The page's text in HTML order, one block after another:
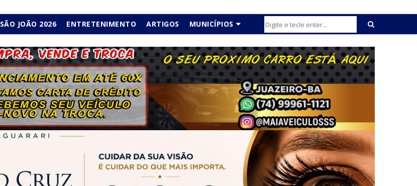
SÃO JOÃO 2026 ENTRETENIMENTO ARTIGOS MUNICÍPIOS